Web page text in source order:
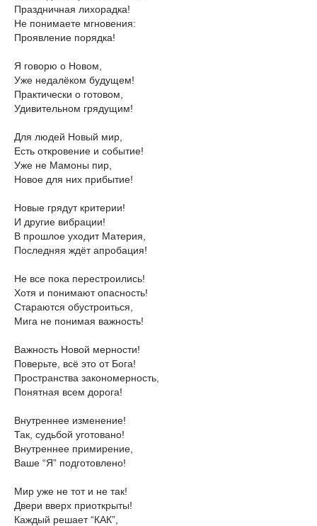
Праздничная лихорадка!
Не понимаете мгновения:
Проявление порядка!
Я говорю о Новом,
Уже недалёком будущем!
Практически о готовом,
Удивительном грядущим!
Для людей Новый мир,
Есть откровение и событие!
Уже не Мамоны пир,
Новое для них прибытие!
Новые грядут критерии!
И другие вибрации!
В прошлое уходит Материя,
Последняя ждёт апробация!
Не все пока перестроились!
Хотя и понимают опасность!
Стараются обустроиться,
Мига не понимая важность!
Важность Новой мерности!
Поверьте, всё это от Бога!
Пространства закономерность,
Понятная всем дорога!
Внутреннее изменение!
Так, судьбой уготовано!
Внутреннее примирение,
Ваше “Я” подготовлено!
Мир уже не тот и не так!
Двери вверх приоткрыты!
Каждый решает “КАК”,